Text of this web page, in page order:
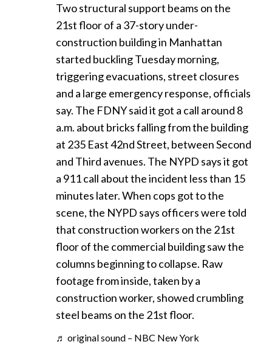
Two structural support beams on the
21st floor of a 37-story under-
construction building in Manhattan
started buckling Tuesday morning,
triggering evacuations, street closures
and a large emergency response, officials
say. The FDNY said it got a call around 8
a.m. about bricks falling from the building
at 235 East 42nd Street, between Second
and Third avenues. The NYPD says it got
a 911 call about the incident less than 15
minutes later. When cops got to the
scene, the NYPD says officers were told
that construction workers on the 21st
floor of the commercial building saw the
columns beginning to collapse. Raw
footage from inside, taken by a
construction worker, showed crumbling
steel beams on the 21st floor.
♬ original sound – NBC New York